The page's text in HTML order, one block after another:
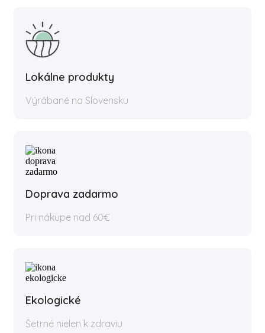
Lokálne produkty
Výrábané na Slovensku
Doprava zadarmo
Pri nákupe nad 60€
Ekologické
Šetrné nielen k zdraviu